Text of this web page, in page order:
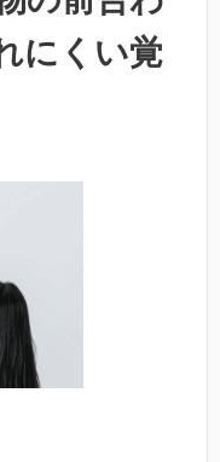
にくい覚